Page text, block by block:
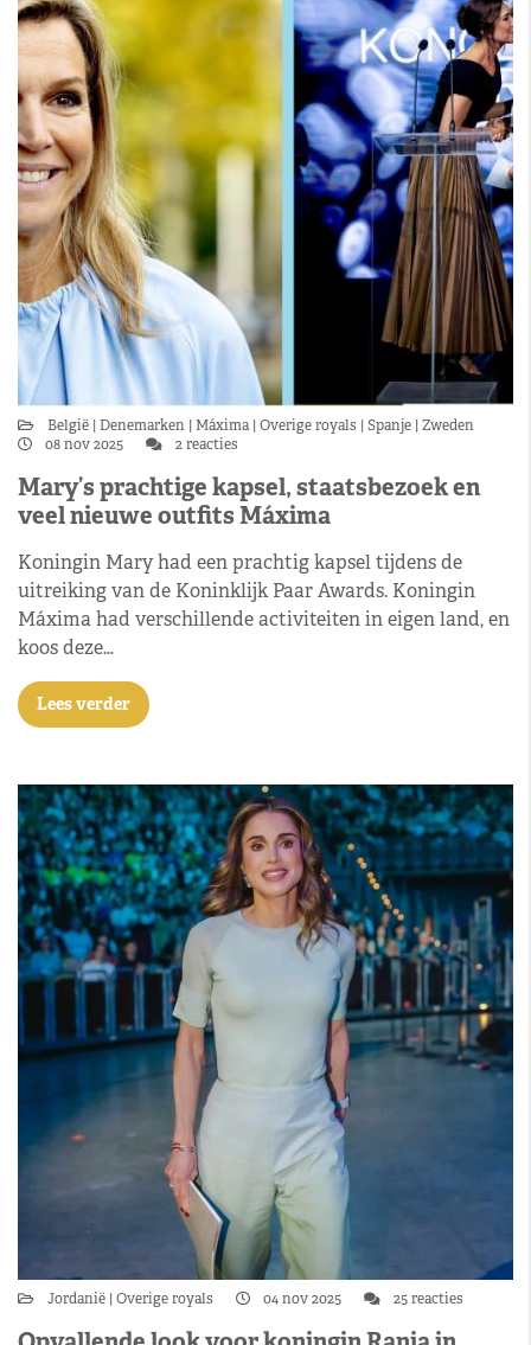
België Denemarken Máxima Overige royals Spanje Zweden
08 nov 2025
2 reacties
Mary’s prachtige kapsel, staatsbezoek en
veel nieuwe outfits Máxima
Koningin Mary had een prachtig kapsel tijdens de
uitreiking van de Koninklijk Paar Awards. Koningin
Máxima had verschillende activiteiten in eigen land, en
koos deze…
Lees verder
Jordanië Overige royals 04 nov 2025 25 reacties